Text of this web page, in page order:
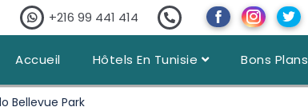
+216 99 441 414
Accueil Hôtels En Tunisie Bons Plans
Bellevue Park